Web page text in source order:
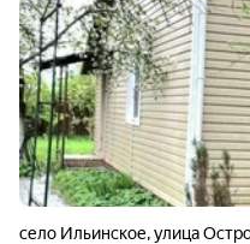
село Ильинское,улица